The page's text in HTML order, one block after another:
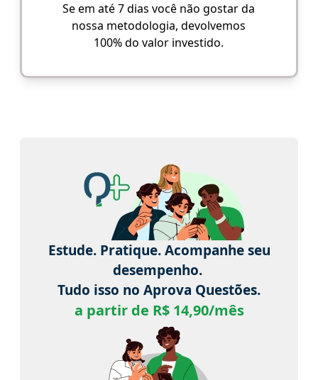
Se em até 7 dias você não gostar da
nossa metodologia, devolvemos
100% do valor investido.
Estude. Pratique. Acompanhe seu
desempenho.
Tudo isso no Aprova Questões.
a partir de R$ 14,90/mês